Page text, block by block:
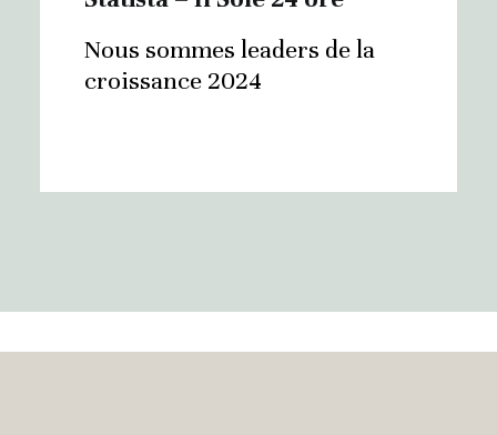
Nous sommes leaders de la
croissance 2024